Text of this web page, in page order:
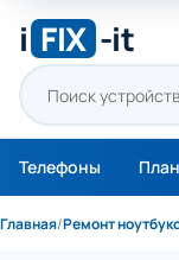
i FIX -it
Телефоны
Главная/Ремонт